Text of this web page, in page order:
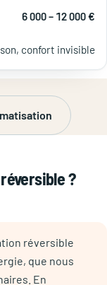
6 000 – 12 000 €
confort invisible
?
réversible
que nous
En